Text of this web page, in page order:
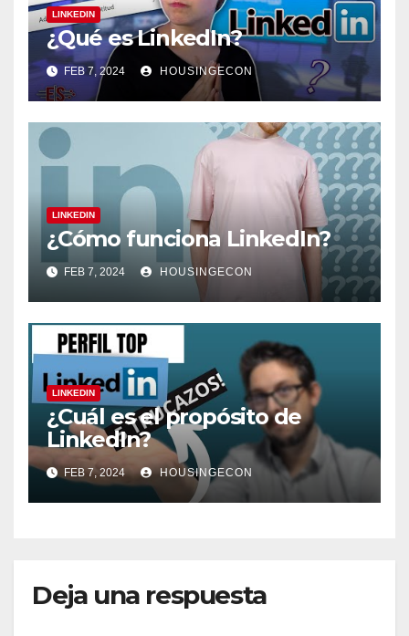
LINKEDIN
¿Qué es LinkedIn?
FEB 7, 2024 HOUSINGECON
LINKEDIN
¿Cómo funciona LinkedIn?
FEB 7, 2024 HOUSINGECON
LINKEDIN
¿Cuál es el propósito de
LinkedIn?
FEB 7, 2024 HOUSINGECON
Deja una respuesta